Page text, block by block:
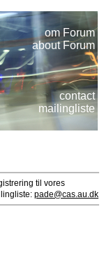
om Forum
about Forum
contact
mailingliste
til vores
pade@cas.au.dk